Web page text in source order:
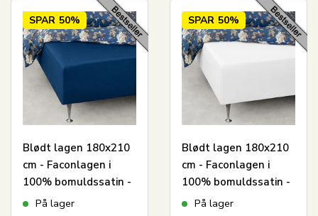
SPAR 50%
Blødt lagen 180x210
cm - Faconlagen i
100% bomuldssatin -
Blåt boxlagen til
På lager
SPAR 50%
Blødt lagen 180x210
cm - Faconlagen i
100% bomuldssatin -
Hvidt boxlagen til
På lager